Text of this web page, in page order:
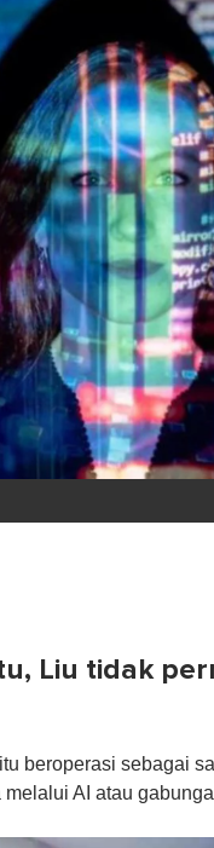
Liu tidak
beroperasi sebagai
AI atau